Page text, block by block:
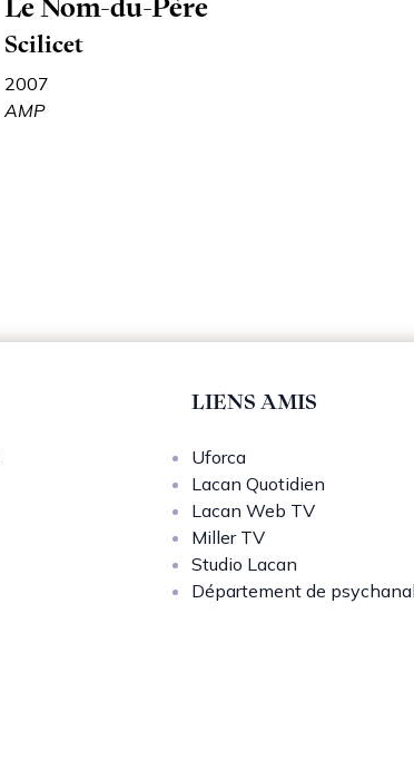
Le Nom-du-Père
Scilicet
2007
AMP
LIENS AMIS
Uforca
Lacan Quotidien
Lacan Web TV
Miller TV
Studio Lacan
Département de